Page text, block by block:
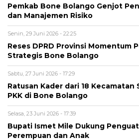
Pemkab Bone Bolango Genjot
dan Manajemen Risiko
Senin, 29 Juni 2026 - 22:25
Reses DPRD Provinsi Momentum
Strategis Bone Bolango
Sabtu, 27 Juni 2026 - 17:29
Ratusan Kader dari 18 Kecamatan
PKK di Bone Bolango
Selasa, 23 Juni 2026 - 17:39
Bupati Ismet Mile Dukung
Perempuan dan Anak